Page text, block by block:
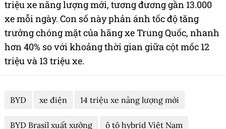
Trước đó, ngày 24/7/2025 BYD đã xuất xưởng chiếc
xe năng lượng mới thứ 13 triệu tại Khu sản xuất
Xiaomo, thuộc Khu hợp tác đặc biệt Thâm Quyến -
Sơn Vĩ. Chiếc YANGWANG U7, dòng sedan điện
Chỉ trong khoảng thời gian hơn 70 ngày từ cột mốc
13 triệu đến 14 triệu xe, BYD đã sản xuất thêm 1